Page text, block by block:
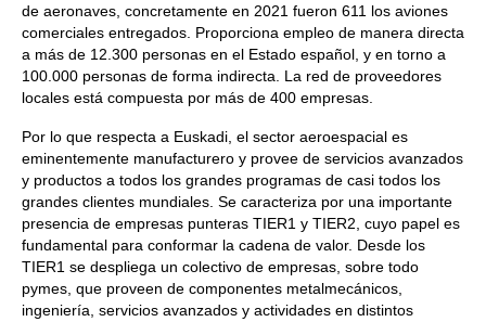
de aeronaves, concretamente en 2021 fueron 611 los aviones
comerciales entregados. Proporciona empleo de manera directa
a más de 12.300 personas en el Estado español, y en torno a
100.000 personas de forma indirecta. La red de proveedores
locales está compuesta por más de 400 empresas.
Por lo que respecta a Euskadi, el sector aeroespacial es
eminentemente manufacturero y provee de servicios avanzados
y productos a todos los grandes programas de casi todos los
grandes clientes mundiales. Se caracteriza por una importante
presencia de empresas punteras TIER1 y TIER2, cuyo papel es
fundamental para conformar la cadena de valor. Desde los
TIER1 se despliega un colectivo de empresas, sobre todo
pymes, que proveen de componentes metalmecánicos,
ingeniería, servicios avanzados y actividades en distintos